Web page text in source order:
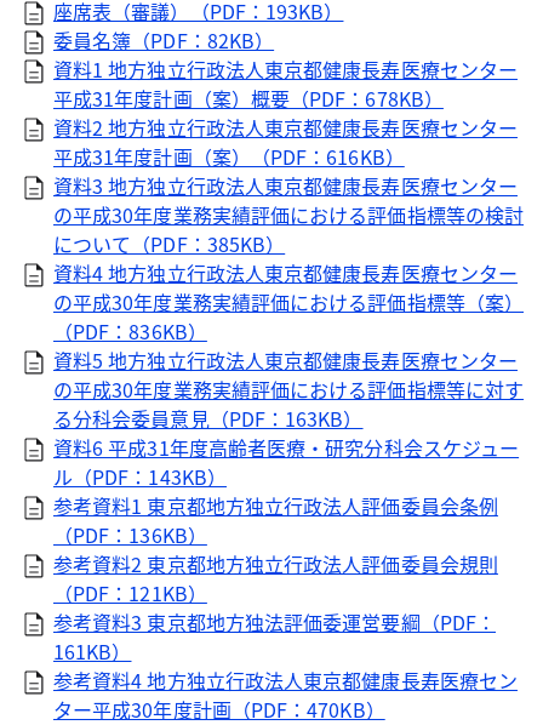
座席表（審議）（PDF：193KB）
委員名簿（PDF：82KB）
資料1 地方独立行政法人東京都健康長寿医療センター
平成31年度計画（案）概要（PDF：678KB）
資料2 地方独立行政法人東京都健康長寿医療センター
平成31年度計画（案）（PDF：616KB）
資料3 地方独立行政法人東京都健康長寿医療センター
の平成30年度業務実績評価における評価指標等の検討
について（PDF：385KB）
資料4 地方独立行政法人東京都健康長寿医療センター
の平成30年度業務実績評価における評価指標等（案）
（PDF：836KB）
資料5 地方独立行政法人東京都健康長寿医療センター
の平成30年度業務実績評価における評価指標等に対す
る分科会委員意見（PDF：163KB）
資料6 平成31年度高齢者医療・研究分科会スケジュー
ル（PDF：143KB）
参考資料1 東京都地方独立行政法人評価委員会条例
（PDF：136KB）
参考資料2 東京都地方独立行政法人評価委員会規則
（PDF：121KB）
参考資料3 東京都地方独法評価委運営要綱（PDF：
161KB）
参考資料4 地方独立行政法人東京都健康長寿医療セン
ター平成30年度計画（PDF：470KB）